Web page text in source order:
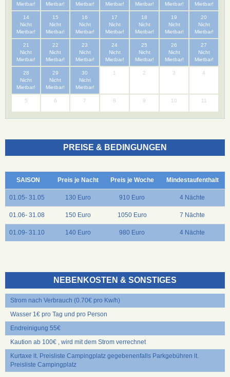
Mietbar!
Mietbar!
Mietbar!
Mietbar!
Mietbar!
Mietbar!
Mietbar!
14
Nicht
Mietbar!
15
Nicht
Mietbar!
16
Nicht
Mietbar!
17
Nicht
Mietbar!
18
Nicht
Mietbar!
19
Nicht
Mietbar!
20
Nicht
Mietbar!
21
Nicht
Mietbar!
22
Nicht
Mietbar!
23
Nicht
Mietbar!
24
Nicht
Mietbar!
25
Nicht
Mietbar!
26
Nicht
Mietbar!
27
Nicht
Mietbar!
28
Nicht
Mietbar!
29
Nicht
Mietbar!
30
Nicht
Mietbar!
1 2 3 4
5 6 7 8 9 10 11
PREISE & BEDINGUNGEN
SAISON Preis je Nacht Preis je Woche Mindestaufenthalt
01.05- 31.05 130 Euro 910 Euro 4 Nächte
01.06- 31.08 150 Euro 1050 Euro 7 Nächte
01.09- 31.10 140 Euro 980 Euro 4 Nächte
NEBENKOSTEN & SONSTIGES
Strom nach Verbrauch (0.70€ pro Kw/h)
Wasser 1€ pro Tag und pro Person
Endreinigung 55€
Kaution ab 100€ , wird mit dem Strom verrechnet
Kurtaxe lt. Preisliste Campingplatz gegebenenfalls Parkgebühren lt.
Preisliste Campingplatz